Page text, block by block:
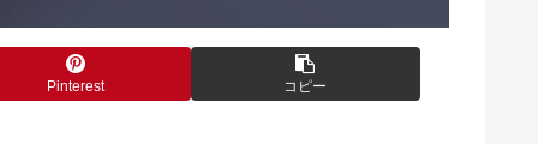
Pinterest コピー